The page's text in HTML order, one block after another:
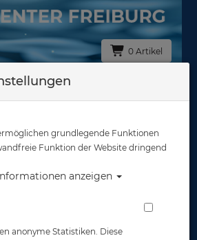
0 Artikel
Zurück
grundlegende Funktionen
Funktion der Website dringend
anzeigen
anonyme Statistiken. Diese